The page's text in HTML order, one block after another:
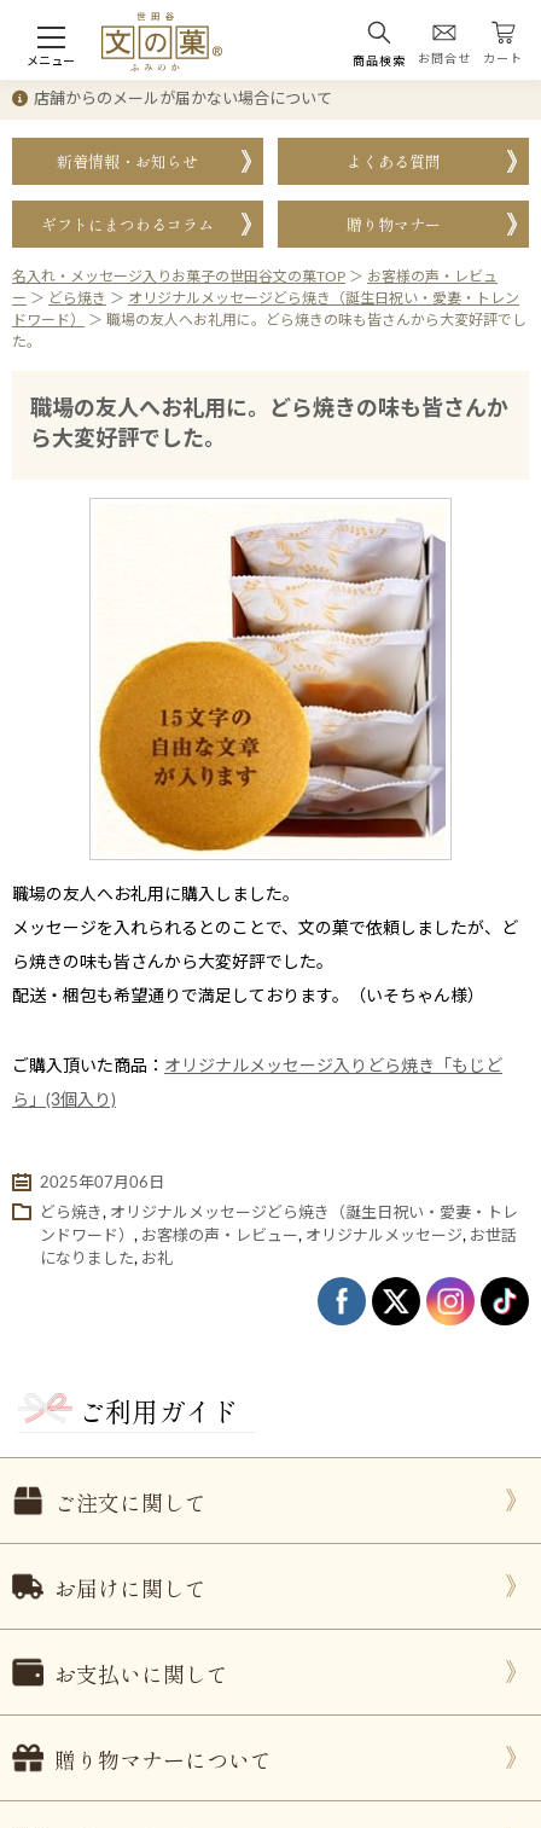
メニュー 商品検索 お問合せ カート
退職・異動の挨拶におすすめのお菓子ギ
店舗からのメールが届かない場合について
新着情報・お知らせ よくある質問
ギフトにまつわるコラム 贈り物マナー
名入れ・メッセージ入りお菓子の世田谷文の菓TOP ＞ お客様の声・レビュ
ー ＞ どら焼き ＞ オリジナルメッセージどら焼き（誕生日祝い・愛妻・トレン
ドワード）
＞ 職場の友人へお礼用に。どら焼きの味も皆さんから大変好評でし
た。
職場の友人へお礼用に。どら焼きの味も皆さんか
ら大変好評でした。
職場の友人へお礼用 に購入しました。
メッセージを入れられるとのことで、文の菓で依頼しましたが、
ど
ら焼きの味も皆さんから大変好評でした。
配送・梱包も希望通りで満足しております。
（いそちゃん様）
ご購入頂いた商品： オリジナルメッセージ入りどら焼き「もじど
ら」(3個入り)
2025年07月06日
どら焼き, オリジナルメッセージどら焼き（誕生日祝い・愛妻・トレ
ンドワード） , お客様の声・レビュー, オリジナルメッセージ, お世話
になりました, お礼
ご利用ガイド
ご注文に関して
お届けに関して
お支払いに関して
贈り物マナーについて